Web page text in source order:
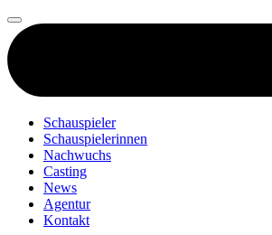
Schauspieler
Schauspielerinnen
Nachwuchs
Casting
News
Agentur
Kontakt